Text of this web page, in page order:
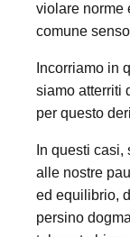
violare norme
comune
Incorriamo in
siamo atterriti
per questo
In questi
alle nostre
ed equilibrio,
persino